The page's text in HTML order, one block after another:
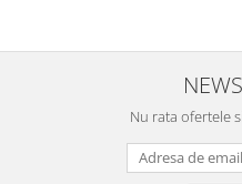
Nu rata ofertele